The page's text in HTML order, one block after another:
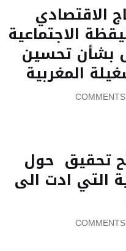
الاقتصادي
الاجتماعية
بشأن تحسين
المغربية
تحقيق حول
التي ادت الى